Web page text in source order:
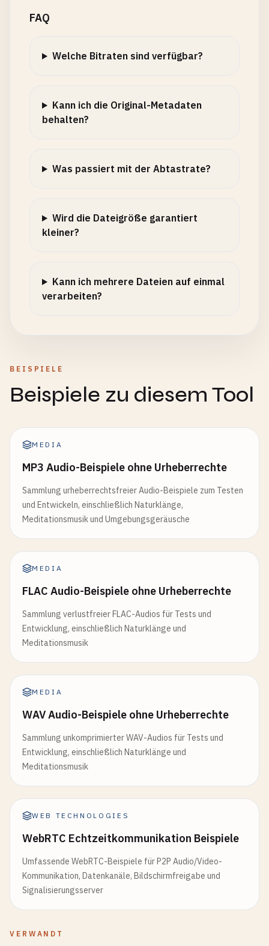
FAQ
Welche Bitraten sind verfügbar?
Kann ich die Original-Metadaten
behalten?
Was passiert mit der Abtastrate?
Wird die Dateigröße garantiert
kleiner?
Kann ich mehrere Dateien auf einmal
verarbeiten?
BEISPIELE
Beispiele zu diesem Tool
MEDIA
MP3 Audio-Beispiele ohne Urheberrechte
Sammlung urheberrechtsfreier Audio-Beispiele zum Testen
und Entwickeln, einschließlich Naturklänge,
Meditationsmusik und Umgebungsgeräusche
MEDIA
FLAC Audio-Beispiele ohne Urheberrechte
Sammlung verlustfreier FLAC-Audios für Tests und
Entwicklung, einschließlich Naturklänge und
Meditationsmusik
MEDIA
WAV Audio-Beispiele ohne Urheberrechte
Sammlung unkomprimierter WAV-Audios für Tests und
Entwicklung, einschließlich Naturklänge und
Meditationsmusik
WEB TECHNOLOGIES
WebRTC Echtzeitkommunikation Beispiele
Umfassende WebRTC-Beispiele für P2P Audio/Video-
Kommunikation, Datenkanäle, Bildschirmfreigabe und
Signalisierungsserver
VERWANDT